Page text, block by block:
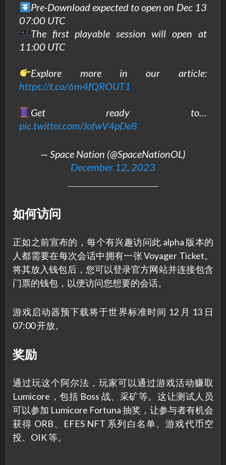
Pre-Download expected to open on Dec 13
07:00 UTC
The first playable session will open at
11:00 UTC
Explore more in our article:
https://t.co/6m4fQROUT1
Get ready to…
pic.twitter.com/JofwV4pDe8
— Space Nation (@SpaceNationOL)
December 12, 2023
如何访问
正如之前宣布的，每个有兴趣访问此 alpha 版本的
人都需要在每次会话中拥有一张 Voyager Ticket。
将其放入钱包后，您可以登录官方网站并连接包含
门票的钱包，以便访问您想要的会话。
游戏启动器预下载将于世界标准时间 12 月 13 日
07:00 开放。
奖励
通过玩这个阿尔法，玩家可以通过游戏活动赚取
Lumicore，包括 Boss 战、采矿等。这让测试人员
可以参加 Lumicore Fortuna 抽奖，让参与者有机会
获得 ORB、EFES NFT 系列白名单、游戏代币空
投、OIK 等。